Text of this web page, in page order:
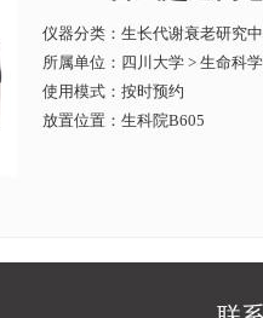
仪器分类：生长代谢衰老研究
所属单位： 四川大学 > 生命科
使用模式：按时预约
放置位置：生科院B605